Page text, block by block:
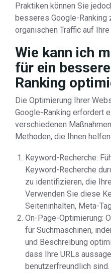
Praktiken können Sie
besseres Google-Ranking
organischen Traffic auf
Wie kann ich
für ein
Ranking
Die Optimierung Ihrer
Google-Ranking erfordert
verschiedenen
Methoden, die Ihnen
Keyword-Recherche:
Keyword-Recherche
zu identifizieren, die
Verwenden Sie diese
Seiteninhalten, Meta-
On-Page-Optimierung:
für Suchmaschinen,
und Beschreibung
dass Ihre URLs
benutzerfreundlich